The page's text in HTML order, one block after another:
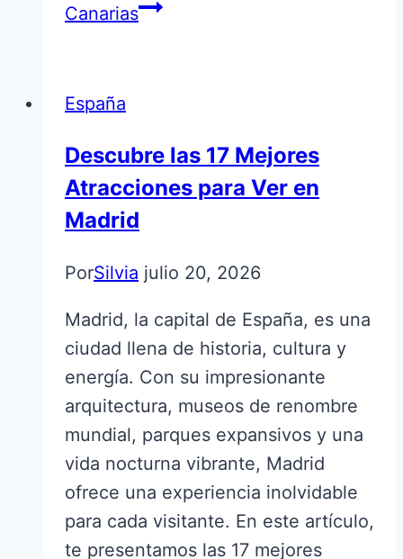
Canarias
España
Descubre las 17 Mejores
Atracciones para Ver en
Madrid
PorSilvia julio 20, 2026
Madrid, la capital de España, es una
ciudad llena de historia, cultura y
energía. Con su impresionante
arquitectura, museos de renombre
mundial, parques expansivos y una
vida nocturna vibrante, Madrid
ofrece una experiencia inolvidable
para cada visitante. En este artículo,
te presentamos las 17 mejores